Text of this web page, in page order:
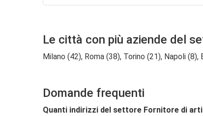
Le città con più aziende del
Milano (42), Roma (38), Torino (21), Napoli
Domande frequenti
Quanti indirizzi del settore Fornitore di